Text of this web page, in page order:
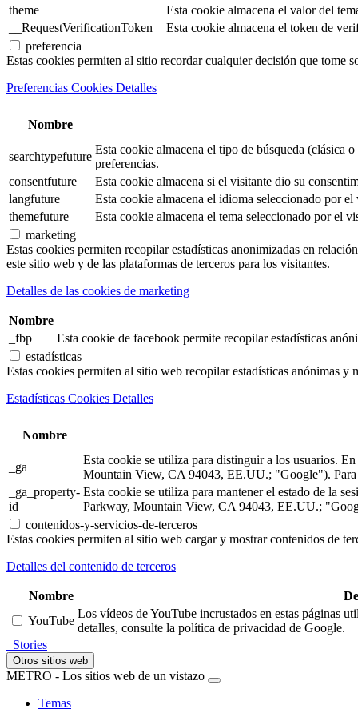
theme
Esta cookie almacena el valor del
__RequestVerificationToken
Esta cookie almacena el token de
preferencia
Estas cookies permiten al sitio recordar cualquier decisión que tome
Preferencias Cookies Detalles
Nombre
searchtypefuture
Esta cookie almacena el tipo de búsqueda (clásica
preferencias.
consentfuture
Esta cookie almacena si el visitante dio su
langfuture
Esta cookie almacena el idioma seleccionado por el
themefuture
Esta cookie almacena el tema seleccionado por el
marketing
Estas cookies permiten recopilar estadísticas anonimizadas en
este sitio web y de las plataformas de terceros para los visitantes.
Detalles de las cookies de marketing
Nombre
_fbp
Esta cookie de facebook permite recopilar estadísticas
estadísticas
Estas cookies permiten al sitio web recopilar estadísticas anónimas
Estadísticas Cookies Detalles
Nombre
_ga
Esta cookie se utiliza para distinguir a los usuarios.
Mountain View, CA 94043, EE.UU.; "Google"). Para
_ga_property-
id
Esta cookie se utiliza para mantener el estado de la
Parkway, Mountain View, CA 94043, EE.UU.;
contenidos-y-servicios-de-terceros
Estas cookies permiten al sitio web cargar y mostrar contenidos de
Detalles del contenido de terceros
Nombre
YouTube
Los vídeos de YouTube incrustados en estas páginas
detalles, consulte la política de privacidad de Google.
Stories
Otros sitios web
METRO - Los sitios web de un vistazo
Temas